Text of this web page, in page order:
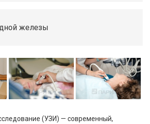
железы
(УЗИ) — современный,